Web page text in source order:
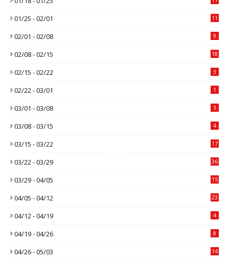
01/25 - 02/01 11
02/01 - 02/08 9
02/08 - 02/15 18
02/15 - 02/22 3
02/22 - 03/01 1
03/01 - 03/08 3
03/08 - 03/15 4
03/15 - 03/22 17
03/22 - 03/29 36
03/29 - 04/05 15
04/05 - 04/12 23
04/12 - 04/19 4
04/19 - 04/26 8
04/26 - 05/03 14